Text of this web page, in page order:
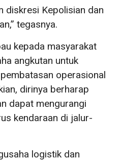
diskresi Kepolisian dan
tegasnya.
kepada masyarakat
angkutan untuk
operasional
dirinya berharap
dapat mengurangi
kendaraan di jalur-
logistik dan